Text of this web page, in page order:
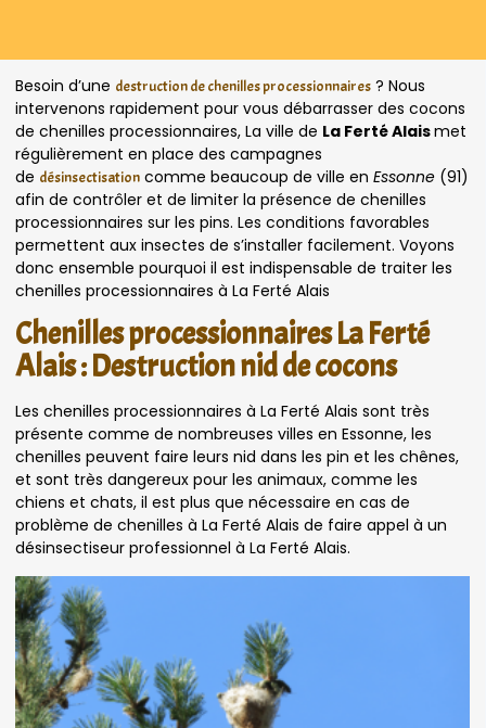
Besoin d’une destruction de chenilles processionnaires ? Nous
intervenons rapidement pour vous débarrasser des cocons
de chenilles processionnaires, La ville de La Ferté Alaismet
régulièrement en place des campagnes
de désinsectisation comme beaucoup de ville en Essonne (91)
afin de contrôler et de limiter la présence de chenilles
processionnaires sur les pins. Les conditions favorables
permettent aux insectes de s’installer facilement. Voyons
donc ensemble pourquoi il est indispensable de traiter les
chenilles processionnaires à La Ferté Alais
Chenilles processionnaires La Ferté
Alais : Destruction nid de cocons
Les chenilles processionnaires à La Ferté Alais sont très
présente comme de nombreuses villes en Essonne, les
chenilles peuvent faire leurs nid dans les pin et les chênes,
et sont très dangereux pour les animaux, comme les
chiens et chats, il est plus que nécessaire en cas de
problème de chenilles à La Ferté Alais de faire appel à un
désinsectiseur professionnel à La Ferté Alais.